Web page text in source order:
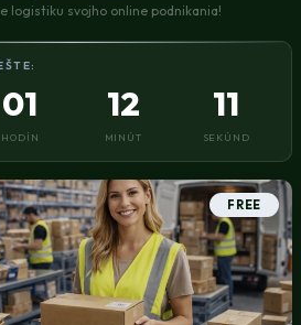
logistiku svojho online podnikania!
01
HODÍN
12
MINÚT
11
SEKÚND
FREE